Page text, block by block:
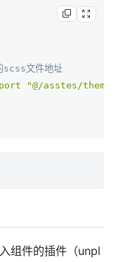
0, 0, 0.65)",
// 主文
"rgba(0, 0, 0,
,
// 边框色
8px rgba(0, 0,
scss文件地址
"@/asstes/
组件的插件（unpl